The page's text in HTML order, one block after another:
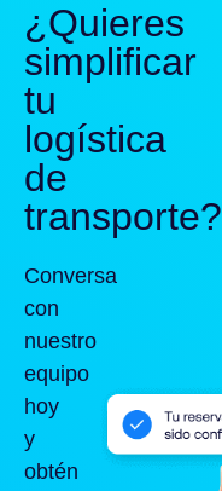
¿Quieres
simplificar
tu
logística
de
transporte?
Conversa
con
nuestro
equipo
hoy
y
obtén